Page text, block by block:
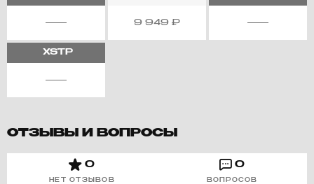
9 949 ₽
XSTP
ОТЗЫВЫ И ВОПРОСЫ
0
НЕТ ОТЗЫВОВ
0
ВОПРОСОВ